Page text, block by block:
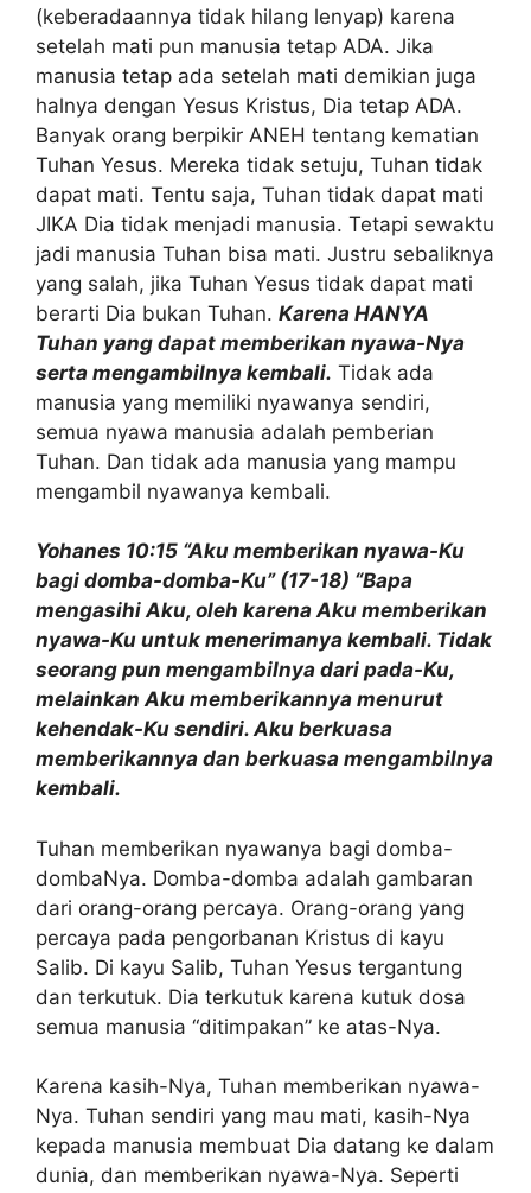
(keberadaannya tidak hilang lenyap) karena
setelah mati pun manusia tetap ADA. Jika
manusia tetap ada setelah mati demikian juga
halnya dengan Yesus Kristus, Dia tetap ADA.
Banyak orang berpikir ANEH tentang kematian
Tuhan Yesus. Mereka tidak setuju, Tuhan tidak
dapat mati. Tentu saja, Tuhan tidak dapat mati
JIKA Dia tidak menjadi manusia. Tetapi sewaktu
jadi manusia Tuhan bisa mati. Justru sebaliknya
yang salah, jika Tuhan Yesus tidak dapat mati
berarti Dia bukan Tuhan. Karena HANYA
Tuhan yang dapat memberikan nyawa-Nya
serta mengambilnya kembali. Tidak ada
manusia yang memiliki nyawanya sendiri,
semua nyawa manusia adalah pemberian
Tuhan. Dan tidak ada manusia yang mampu
mengambil nyawanya kembali.
Yohanes 10:15 “Aku memberikan nyawa-Ku
bagi domba-domba-Ku” (17-18) “Bapa
mengasihi Aku, oleh karena Aku memberikan
nyawa-Ku untuk menerimanya kembali. Tidak
seorang pun mengambilnya dari pada-Ku,
melainkan Aku memberikannya menurut
kehendak-Ku sendiri. Aku berkuasa
memberikannya dan berkuasa mengambilnya
kembali.
Tuhan memberikan nyawanya bagi domba-
dombaNya. Domba-domba adalah gambaran
dari orang-orang percaya. Orang-orang yang
percaya pada pengorbanan Kristus di kayu
Salib. Di kayu Salib, Tuhan Yesus tergantung
dan terkutuk. Dia terkutuk karena kutuk dosa
semua manusia “ditimpakan” ke atas-Nya.
Karena kasih-Nya, Tuhan memberikan nyawa-
Nya. Tuhan sendiri yang mau mati, kasih-Nya
kepada manusia membuat Dia datang ke dalam
dunia, dan memberikan nyawa-Nya. Seperti